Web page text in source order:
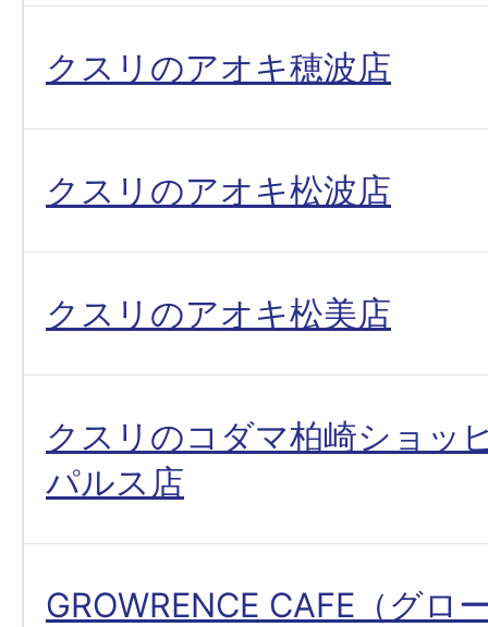
クスリのアオキ穂波店
クスリのアオキ松波店
クスリのアオキ松美店
クスリのコダマ柏崎ショッ
パルス店
GROWRENCE CAFE（グロ